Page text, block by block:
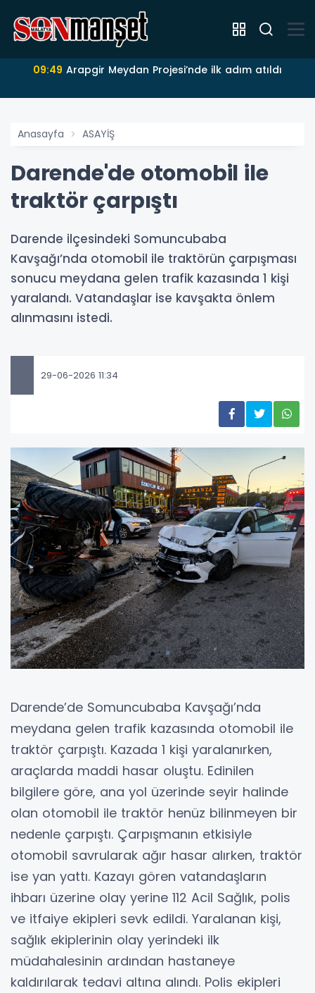
09:49 Arapgir Meydan Projesi’nde ilk adım atıldı
Anasayfa ASAYİŞ
Darende'de otomobil ile
traktör çarpıştı
Darende ilçesindeki Somuncubaba
Kavşağı’nda otomobil ile traktörün çarpışması
sonucu meydana gelen trafik kazasında 1 kişi
yaralandı. Vatandaşlar ise kavşakta önlem
alınmasını istedi.
29-06-2026 11:34
Darende’de Somuncubaba Kavşağı’nda
meydana gelen trafik kazasında otomobil ile
traktör çarpıştı. Kazada 1 kişi yaralanırken,
araçlarda maddi hasar oluştu. Edinilen
bilgilere göre, ana yol üzerinde seyir halinde
olan otomobil ile traktör henüz bilinmeyen bir
nedenle çarpıştı. Çarpışmanın etkisiyle
otomobil savrularak ağır hasar alırken, traktör
ise yan yattı. Kazayı gören vatandaşların
ihbarı üzerine olay yerine 112 Acil Sağlık, polis
ve itfaiye ekipleri sevk edildi. Yaralanan kişi,
sağlık ekiplerinin olay yerindeki ilk
müdahalesinin ardından hastaneye
kaldırılarak tedavi altına alındı. Polis ekipleri